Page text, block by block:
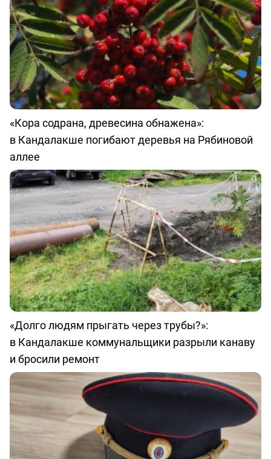
«Кора содрана, древесина обнажена»:
в Кандалакше погибают деревья на Рябиновой
аллее
«Долго людям прыгать через трубы?»:
в Кандалакше коммунальщики разрыли канаву
и бросили ремонт